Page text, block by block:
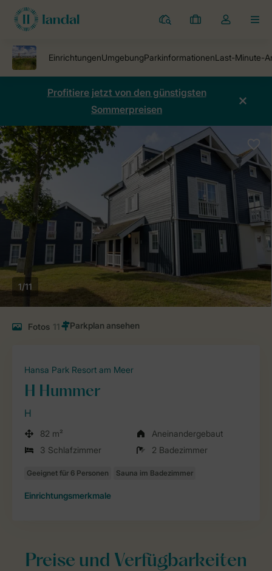
Ferienparks
Meine
Dropdown-
öffnen
Profitiere jetzt von den günstigsten
Sommerpreisen
1/11
Fotos 11
Hansa Park Resort am Meer
H Hummer
H
82 m²
Aneinandergebaut
3 Schlafzimmer
2 Badezimmer
Einrichtungsmerkmale
Preise und Verfügbarkeiten